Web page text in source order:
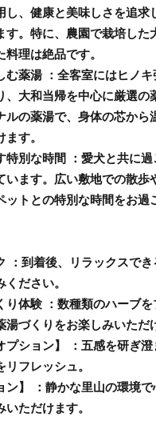
し、健康と美味しさを追求
す。特に、農園で栽培した
理は絶品です。
む薬湯 ：全客室にはヒノキ
、大和当帰を中心に厳選の
ルの薬湯で、身体の芯から
す。
特別な時間 ：愛犬と共に
います。広い敷地での散歩
ットとの特別な時間をお過
：到着後、リラックスで
ください。
体験 ：数種類のハーブを
湯づくりをお楽しみいただ
プション】 ：五感を研ぎ
フレッシュ。
ン】 ：静かな里山の環境
ただけます。